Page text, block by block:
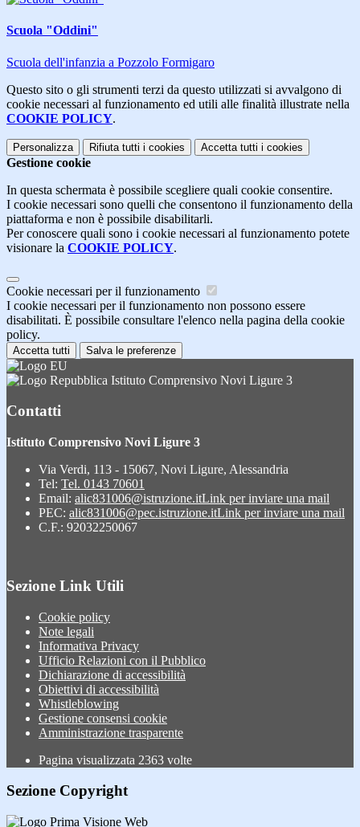
Scuola "Oddini"
Scuola dell'infanzia a Pozzolo Formigaro
Questo sito o gli strumenti terzi da questo utilizzati si avvalgono di
cookie necessari al funzionamento ed utili alle finalità illustrate nella
COOKIE POLICY.
Personalizza Rifiuta tutti i cookies Accetta tutti i cookies
Gestione cookie
In questa schermata è possibile scegliere quali cookie consentire.
I cookie necessari sono quelli che consentono il funzionamento della
piattaforma e non è possibile disabilitarli.
Per conoscere quali sono i cookie necessari al funzionamento potete
visionare la COOKIE POLICY.
Cookie necessari per il funzionamento
I cookie necessari per il funzionamento non possono essere
disabilitati. È possibile consultare l'elenco nella pagina della cookie
policy.
Accetta tutti Salva le preferenze
Istituto Comprensivo Novi Ligure 3
Contatti
Istituto Comprensivo Novi Ligure 3
Via Verdi, 113 - 15067, Novi Ligure, Alessandria
Tel: Tel. 0143 70601
Email: alic831006@istruzione.itLink per inviare una mail
PEC: alic831006@pec.istruzione.itLink per inviare una mail
C.F.: 92032250067
Sezione Link Utili
Cookie policy
Note legali
Informativa Privacy
Ufficio Relazioni con il Pubblico
Dichiarazione di accessibilità
Obiettivi di accessibilità
Whistleblowing
Gestione consensi cookie
Amministrazione trasparente
Pagina visualizzata 2363 volte
Sezione Copyright